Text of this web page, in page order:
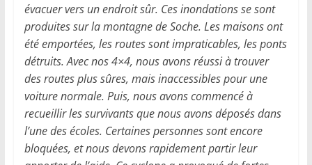
évacuer vers un endroit sûr. Ces inondations se sont
produites sur la montagne de Soche. Les maisons ont
été emportées, les routes sont impraticables, les ponts
détruits. Avec nos 4×4, nous avons réussi à trouver
des routes plus sûres, mais inaccessibles pour une
voiture normale. Puis, nous avons commencé à
recueillir les survivants que nous avons déposés dans
l’une des écoles. Certaines personnes sont encore
bloquées, et nous devons rapidement partir leur